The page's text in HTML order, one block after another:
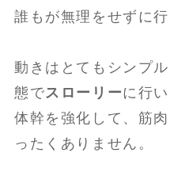
誰もが無理をせずに
動きはとてもシンプ
態でスローリーに行い
体幹を強化して、筋
ったくありません。